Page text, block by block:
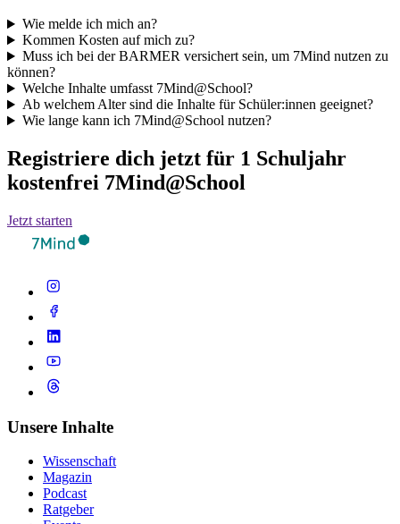
Wie melde ich mich an?
Kommen Kosten auf mich zu?
Muss ich bei der BARMER versichert sein, um 7Mind nutzen zu
können?
Welche Inhalte umfasst 7Mind@School?
Ab welchem Alter sind die Inhalte für Schüler:innen geeignet?
Wie lange kann ich 7Mind@School nutzen?
Registriere dich jetzt für 1 Schuljahr
kostenfrei 7Mind@School
Jetzt starten
Unsere Inhalte
Wissenschaft
Magazin
Podcast
Ratgeber